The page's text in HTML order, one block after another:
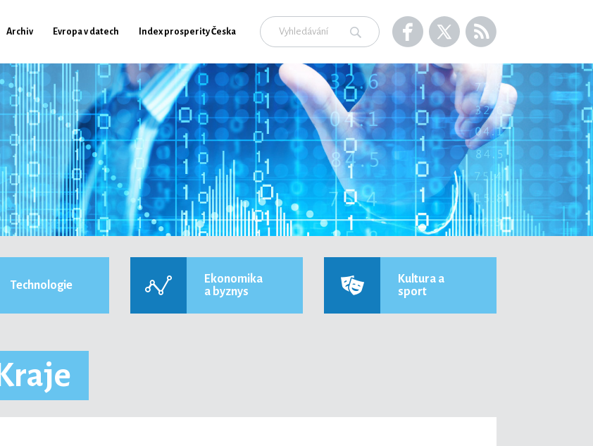
Archiv Evropa v datech Index prosperity Česka
Technologie
Ekonomika
a byznys
Kultura a
sport
Kraje